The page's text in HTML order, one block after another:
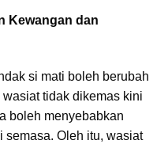
Kewangan dan
si mati boleh berubah
tidak dikemas kini
boleh menyebabkan
semasa. Oleh itu, wasiat